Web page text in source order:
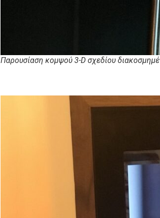
Παρουσίαση κομψού 3-D σχεδίου